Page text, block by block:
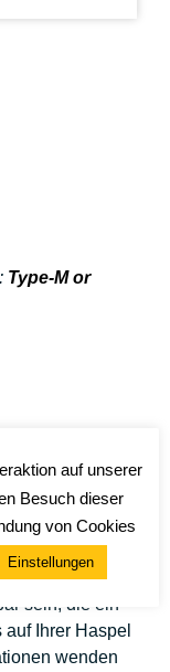
Type-M or
sein, die ein
Ihrer Haspel
wenden
auf unserer
Besuch dieser
von Cookies
Einstellungen